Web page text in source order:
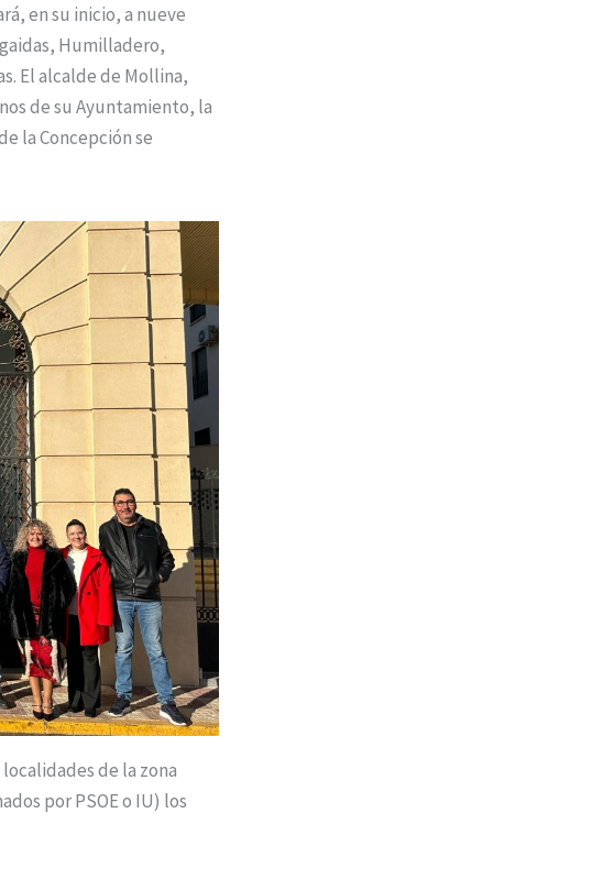
en su inicio, a nueve
Humilladero,
El alcalde de Mollina,
de su Ayuntamiento, la
la Concepción se
de la zona
por PSOE o IU) los